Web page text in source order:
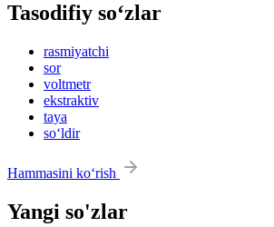
Tasodifiy so‘zlar
rasmiyatchi
sor
voltmetr
ekstraktiv
taya
so‘ldir
Hammasini ko‘rish
Yangi so'zlar